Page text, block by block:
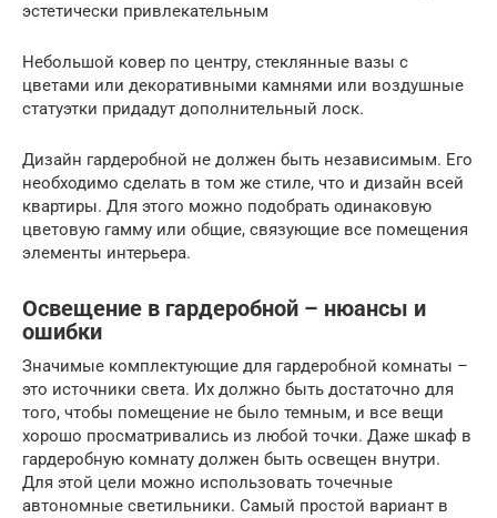
эстетически привлекательным
Небольшой ковер по центру, стеклянные вазы с
цветами или декоративными камнями или воздушные
статуэтки придадут дополнительный лоск.
Дизайн гардеробной не должен быть независимым. Его
необходимо сделать в том же стиле, что и дизайн всей
квартиры. Для этого можно подобрать одинаковую
цветовую гамму или общие, связующие все помещения
элементы интерьера.
Освещение в гардеробной – нюансы и
ошибки
Значимые комплектующие для гардеробной комнаты –
это источники света. Их должно быть достаточно для
того, чтобы помещение не было темным, и все вещи
хорошо просматривались из любой точки. Даже шкаф в
гардеробную комнату должен быть освещен внутри.
Для этой цели можно использовать точечные
автономные светильники. Самый простой вариант в